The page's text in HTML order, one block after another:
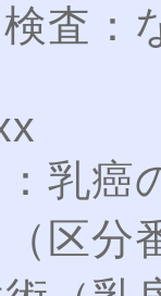
査：
乳癌
区分